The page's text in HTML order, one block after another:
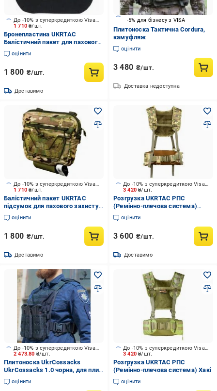
1 710₴/шт.
До -10% з суперкредиткою Visa Вигода
Бронепластина UKRTAC
Балістичний пакет для пахового
захисту, 1 клас ДСТУ
оцінити
1 800 ₴/шт.
Доставимо
-5% для бізнесу з VISA
Плитоноска Тактична Сordura,
камуфляж
оцінити
3 480 ₴/шт.
Доставка недоступна
1 710₴/шт.
До -10% з суперкредиткою Visa Вигода
Балістичний пакет UKRTAC
підсумок для пахового захисту
(Multicam)
оцінити
1 800 ₴/шт.
Доставимо
3 420₴/шт.
До -10% з суперкредиткою Visa Вигода
Розгрузка UKRTAC РПС
(Ремінно-плечова система)
Multicam
оцінити
3 600 ₴/шт.
Доставимо
2 473.80 ₴/шт.
До -10% з суперкредиткою Visa Вигода
Плитоноска UkrCossacks
UkrCossacks 1.0 чорна, для плит
30 х 25 cм
оцінити
3 420₴/шт.
До -10% з суперкредиткою Visa Вигода
Розгрузка UKRTAC РПС
(Ремінно-плечова система) Хакі
оцінити